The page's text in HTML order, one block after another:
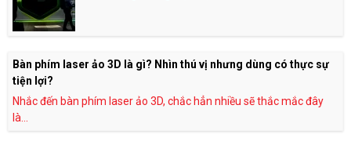
Bàn phím laser ảo 3D là gì? Nhìn thú vị nhưng dùng có thực sự
tiện lợi?
Nhắc đến bàn phím laser ảo 3D, chắc hẳn nhiều sẽ thắc mắc đây
là...